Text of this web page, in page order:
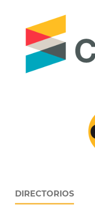
DIRECTORIOS